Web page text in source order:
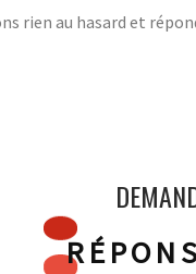
rien au hasard et